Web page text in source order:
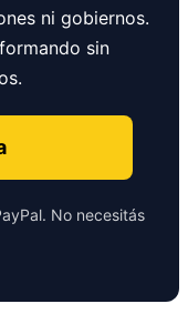
ni gobiernos.
sin
No necesitás